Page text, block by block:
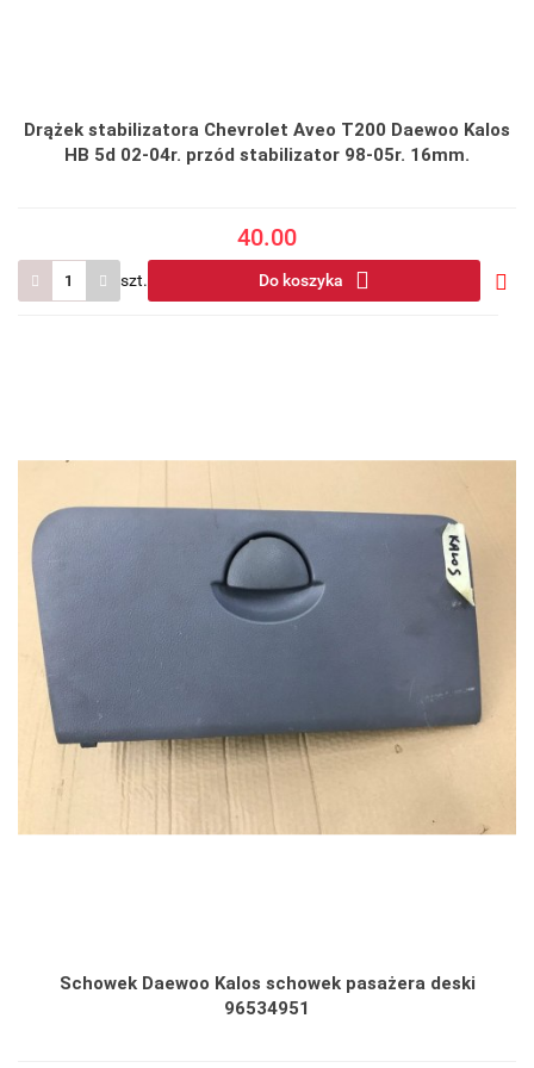
Drążek stabilizatora Chevrolet Aveo T200 Daewoo Kalos
HB 5d 02-04r. przód stabilizator 98-05r. 16mm.
40.00
szt. Do koszyka
Schowek Daewoo Kalos schowek pasażera deski
96534951